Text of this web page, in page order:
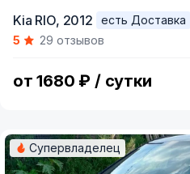
of
Kia RIO, 2012
есть Доставка
5
29 отзывов
от 1680 ₽ / сутки
Супервладелец